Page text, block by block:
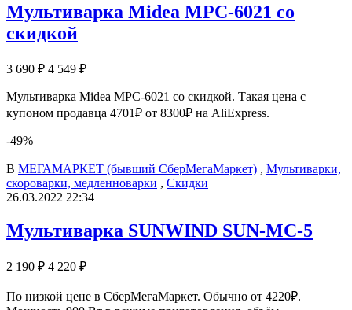
Мультиварка Midea MPC-6021 со
скидкой
3 690 ₽ 4 549 ₽
Мультиварка Midea MPC-6021 со скидкой. Такая цена с
купоном продавца 4701₽ от 8300₽ на AliExpress.
-49%
В МЕГАМАРКЕТ (бывший СберМегаМаркет) , Мультиварки,
скороварки, медленноварки , Скидки
26.03.2022 22:34
Мультиварка SUNWIND SUN-MC-5
2 190 ₽ 4 220 ₽
По низкой цене в СберМегаМаркет. Обычно от 4220₽.